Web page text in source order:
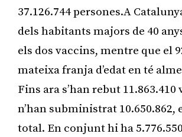
37.126.744 persones.A
dels habitants majors de 40
els dos vaccins, mentre que el
mateixa franja d’edat en té
Fins ara s’han rebut 11.863.410
n’han subministrat 10.650.862,
total. En conjunt hi ha